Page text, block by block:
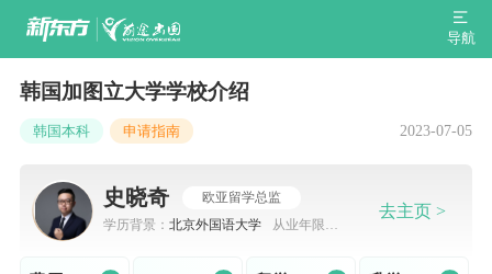
导航
韩国加图立大学学校介绍
韩国本科 申请指南 2023-07-05
史晓奇
欧亚留学总监
学历背景： 北京外国语大学
从业年限：
去主页 >